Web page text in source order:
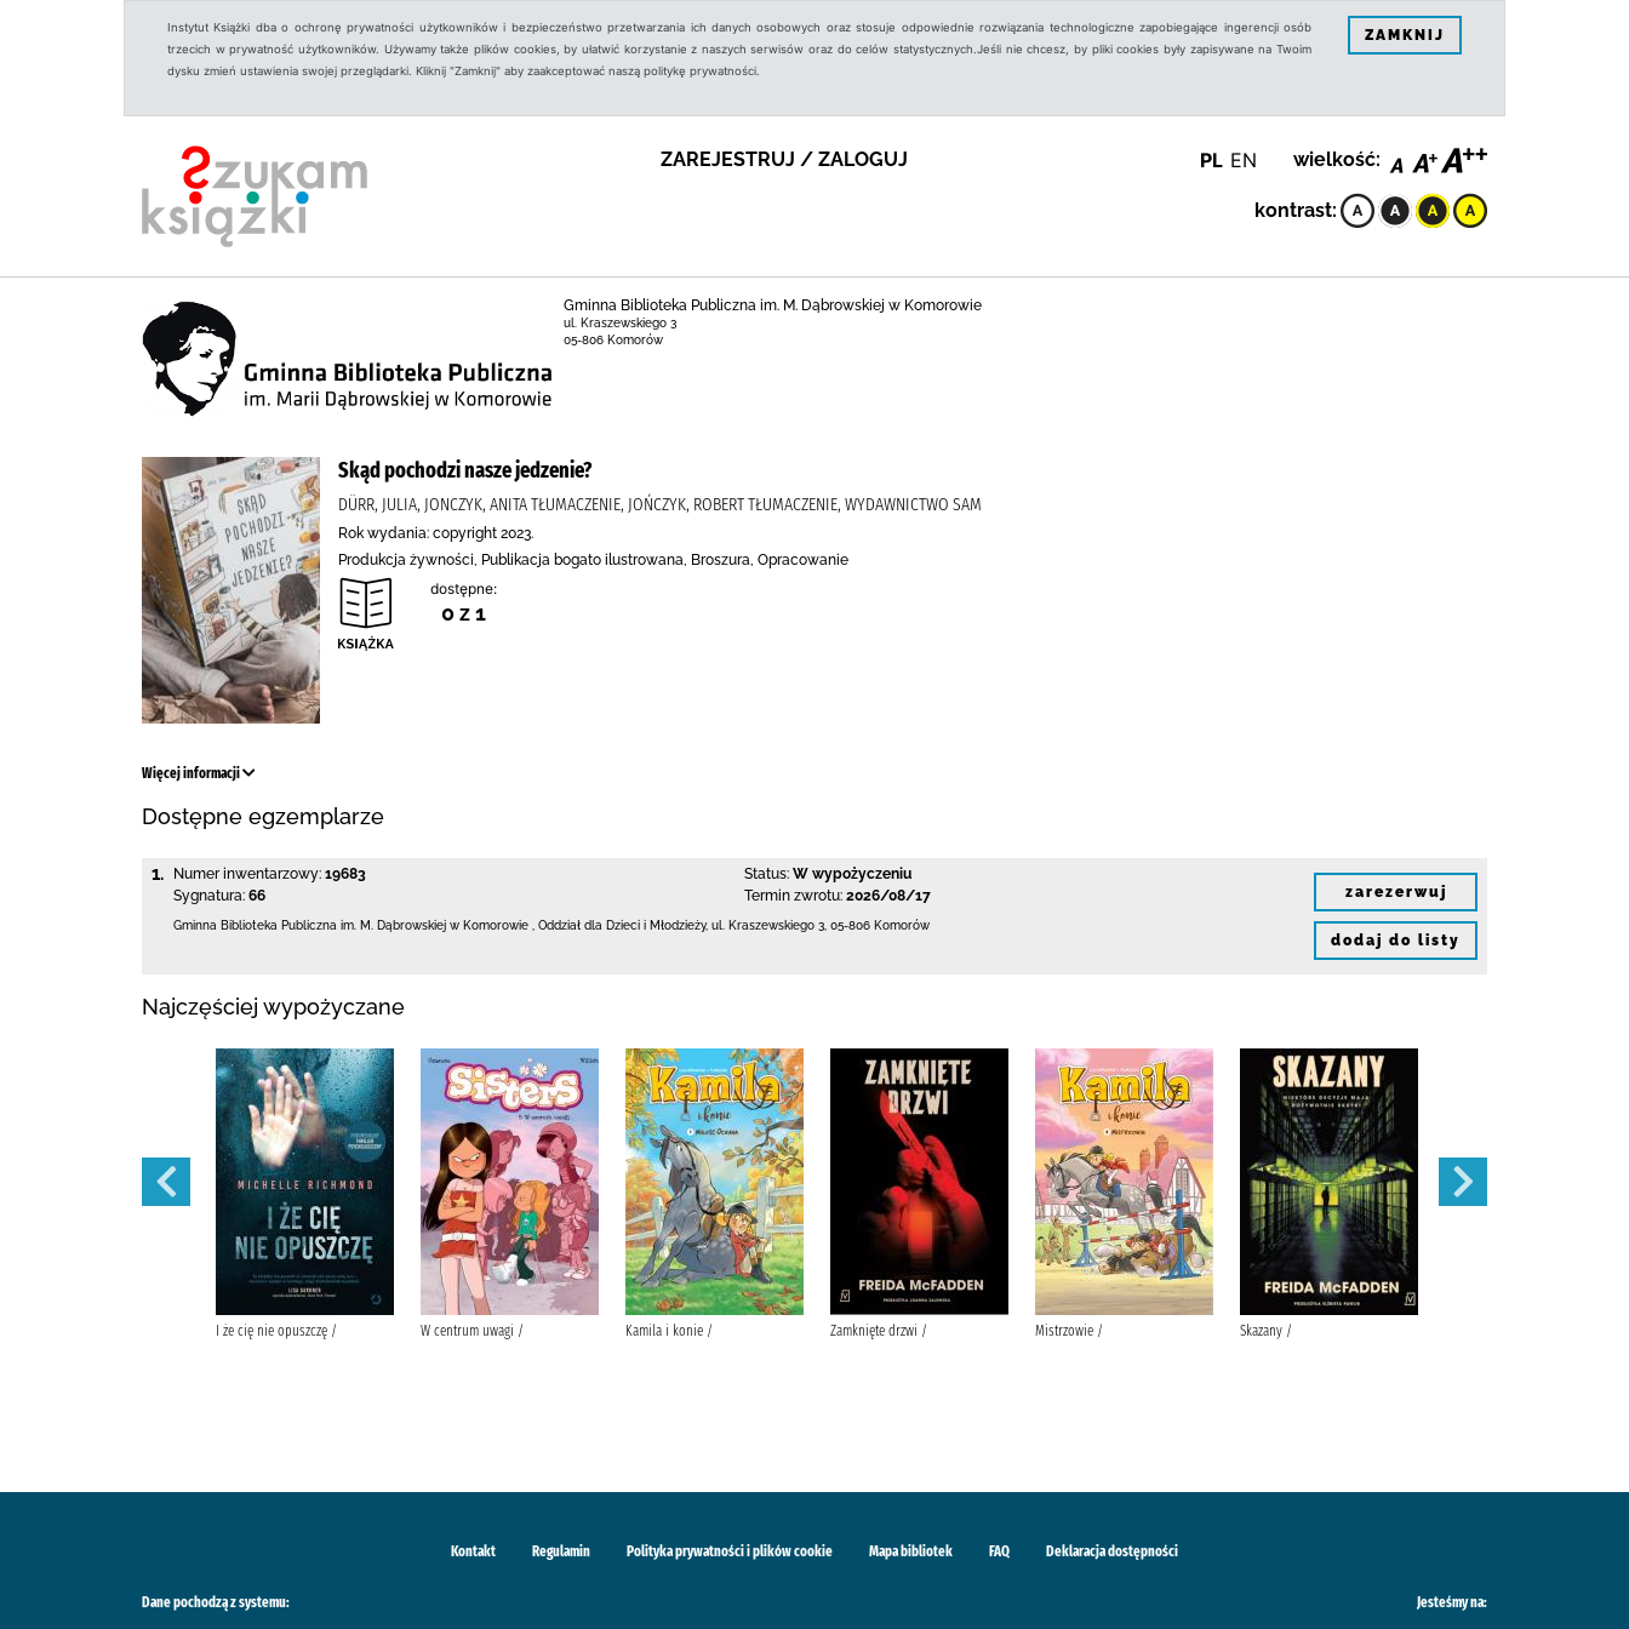
Instytut Książki dba o ochronę prywatności użytkowników i bezpieczeństwo przetwarzania ich danych osobowych oraz stosuje odpowiednie rozwiązania technologiczne zapobiegające ingerencji osób
trzecich w prywatność użytkowników. Używamy także plików cookies, by ułatwić korzystanie z naszych serwisów oraz do celów statystycznych.Jeśli nie chcesz, by pliki cookies były zapisywane na Twoim
dysku zmień ustawienia swojej przeglądarki. Kliknij "Zamknij" aby zaakceptować naszą politykę prywatności.
ZAMKNIJ
ZAREJESTRUJ / ZALOGUJ PL EN wielkość:
kontrast:
Gminna Biblioteka Publiczna im. M. Dąbrowskiej w Komorowie
ul. Kraszewskiego 3
05-806 Komorów
Skąd pochodzi nasze jedzenie?
DÜRR, JULIA, JONCZYK, ANITA TŁUMACZENIE, JOŃCZYK, ROBERT TŁUMACZENIE, WYDAWNICTWO SAM
Rok wydania: copyright 2023.
Produkcja żywności, Publikacja bogato ilustrowana, Broszura, Opracowanie
dostępne:
0 z 1
Więcej informacji
Dostępne egzemplarze
1. Numer inwentarzowy: 19683
Sygnatura: 66
Status: W wypożyczeniu
Termin zwrotu: 2026/08/17
Gminna Biblioteka Publiczna im. M. Dąbrowskiej w Komorowie Oddział dla Dzieci i Młodzieży, ul. Kraszewskiego 3 05-806 Komorów
zarezerwuj
dodaj do listy
Najczęściej wypożyczane
I że cię nie opuszczę / W centrum uwagi / Kamila i konie / Zamknięte drzwi / Mistrzowie / Skazany /
Kontakt Regulamin Polityka prywatności i plików cookie Mapa bibliotek FAQ Deklaracja dostępności
Dane pochodzą z systemu: Jesteśmy na: